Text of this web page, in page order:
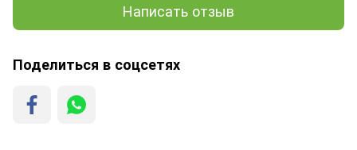
Написать отзыв
Поделиться в соцсетях